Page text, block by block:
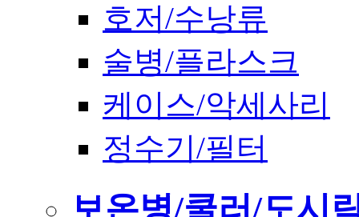
호저/수낭류
술병/플라스크
케이스/악세사리
정수기/필터
보온병/쿨러/도시